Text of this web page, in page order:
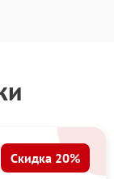
Скидка 20%